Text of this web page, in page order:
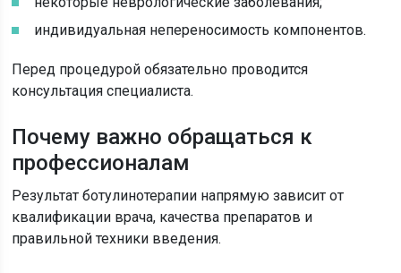
индивидуальная непереносимость компонентов.
Перед процедурой обязательно проводится
консультация специалиста.
Почему важно обращаться к
профессионалам
Результат ботулинотерапии напрямую зависит от
квалификации врача, качества препаратов и
правильной техники введения.